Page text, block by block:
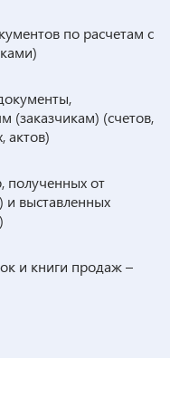
по расчетам с
(заказчикам) (счетов,
актов)
полученных от
и выставленных
и книги продаж –